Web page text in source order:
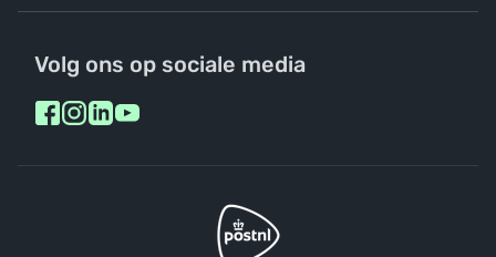
Volg ons op sociale media